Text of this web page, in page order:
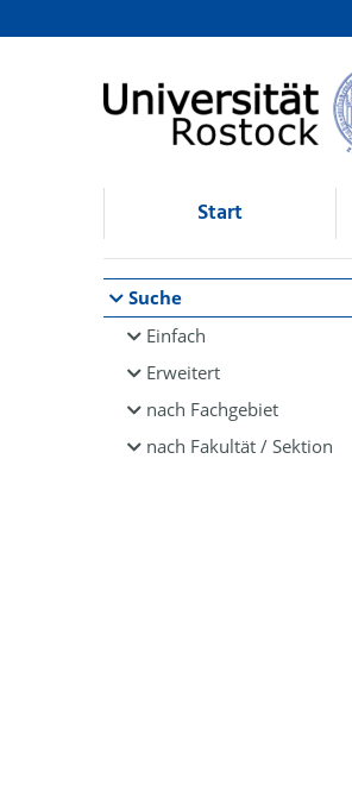
Browsen
direkt zum Inhalt
Start
Suche
Einfach
Erweitert
nach Fachgebiet
nach Fakultät / Sektion